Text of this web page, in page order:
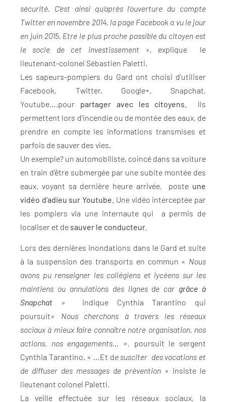
sécurité. C’est ainsi qu’après l’ouverture du compte
Twitter en novembre 2014, la page Facebook a vu le jour
en juin 2015. Etre le plus proche possible du citoyen est
le socle de cet investissement », explique le
lieutenant-colonel Sébastien Paletti.
Les sapeurs-pompiers du Gard ont choisi d’utiliser
Facebook, Twitter, Google+, Snapchat,
Youtube….pour partager avec les citoyens.
Ils
permettent lors d’incendie ou de montée des eaux, de
prendre en compte les informations transmises et
parfois de sauver des vies.
Un exemple? un automobiliste, coincé dans sa voiture
en train d’être submergée par une subite montée des
eaux, voyant sa dernière heure arrivée, poste une
vidéo d’adieu sur Youtube. Une vidéo interceptée par
les pompiers via une internaute qui a permis de
localiser et de sauver le conducteur.
Lors des dernières inondations dans le Gard et suite
à la suspension des transports en commun « Nous
avons pu renseigner les collégiens et lycéens sur les
maintiens ou annulations des lignes de car grâce à
Snapchat » indique Cynthia Tarantino qui
poursuit« Nous cherchons à travers les réseaux
sociaux à mieux faire connaître notre organisation, nos
actions, nos engagements… », poursuit le sergent
Cynthia Tarantino. « …Et de susciter des vocations et
de diffuser des messages de prévention » insiste le
lieutenant colonel Paletti.
La veille effectuée sur les réseaux sociaux, la